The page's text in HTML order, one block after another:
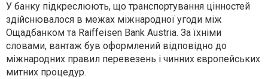
У банку підкреслюють, що транспортування цінностей
здійснювалося в межах міжнародної угоди між
Ощадбанком та Raiffeisen Bank Austria. За їхніми
словами, вантаж був оформлений відповідно до
міжнародних правил перевезень і чинних європейських
митних процедур.